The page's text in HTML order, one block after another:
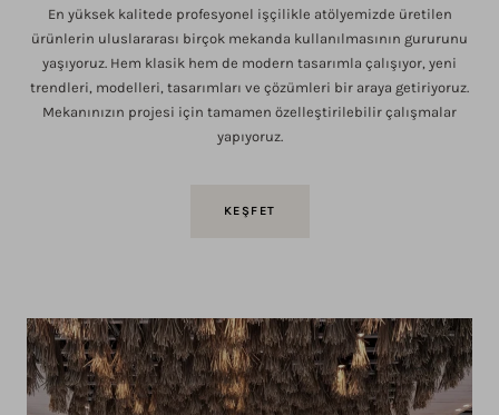
En yüksek kalitede profesyonel işçilikle atölyemizde üretilen
ürünlerin uluslararası birçok mekanda kullanılmasının gururunu
yaşıyoruz. Hem klasik hem de modern tasarımla çalışıyor, yeni
trendleri, modelleri, tasarımları ve çözümleri bir araya getiriyoruz.
Mekanınızın projesi için tamamen özelleştirilebilir çalışmalar
yapıyoruz.
KEŞFET